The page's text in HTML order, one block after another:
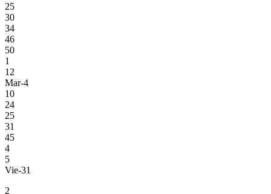
25
30
34
46
50
1
12
Mar-4
10
24
25
31
45
4
5
Vie-31
2